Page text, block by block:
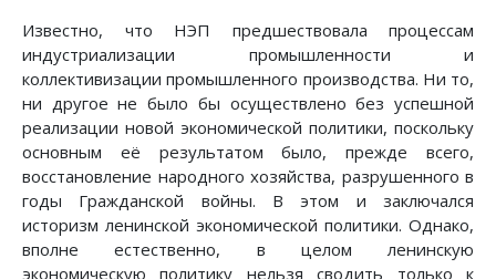
Известно, что НЭП предшествовала процессам
индустриализации промышленности и
коллективизации промышленного производства. Ни то,
ни другое не было бы осуществлено без успешной
реализации новой экономической политики, поскольку
основным её результатом было, прежде всего,
восстановление народного хозяйства, разрушенного в
годы Гражданской войны. В этом и заключался
историзм ленинской экономической политики. Однако,
вполне естественно, в целом ленинскую
экономическую политику нельзя сводить только к